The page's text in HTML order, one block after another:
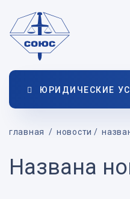
ЮРИДИЧЕСКИЕ
главная новости
Названа